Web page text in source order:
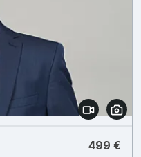
499 €